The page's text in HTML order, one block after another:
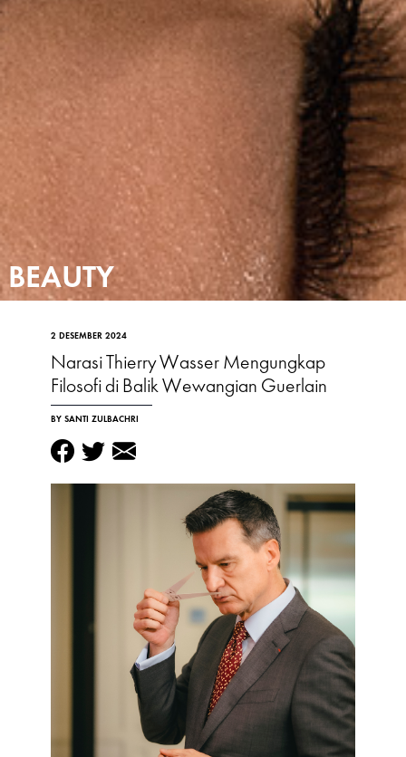
BEAUTY
2 DESEMBER 2024
Narasi Thierry Wasser Mengungkap
Filosofi di Balik Wewangian Guerlain
BY SANTI ZULBACHRI